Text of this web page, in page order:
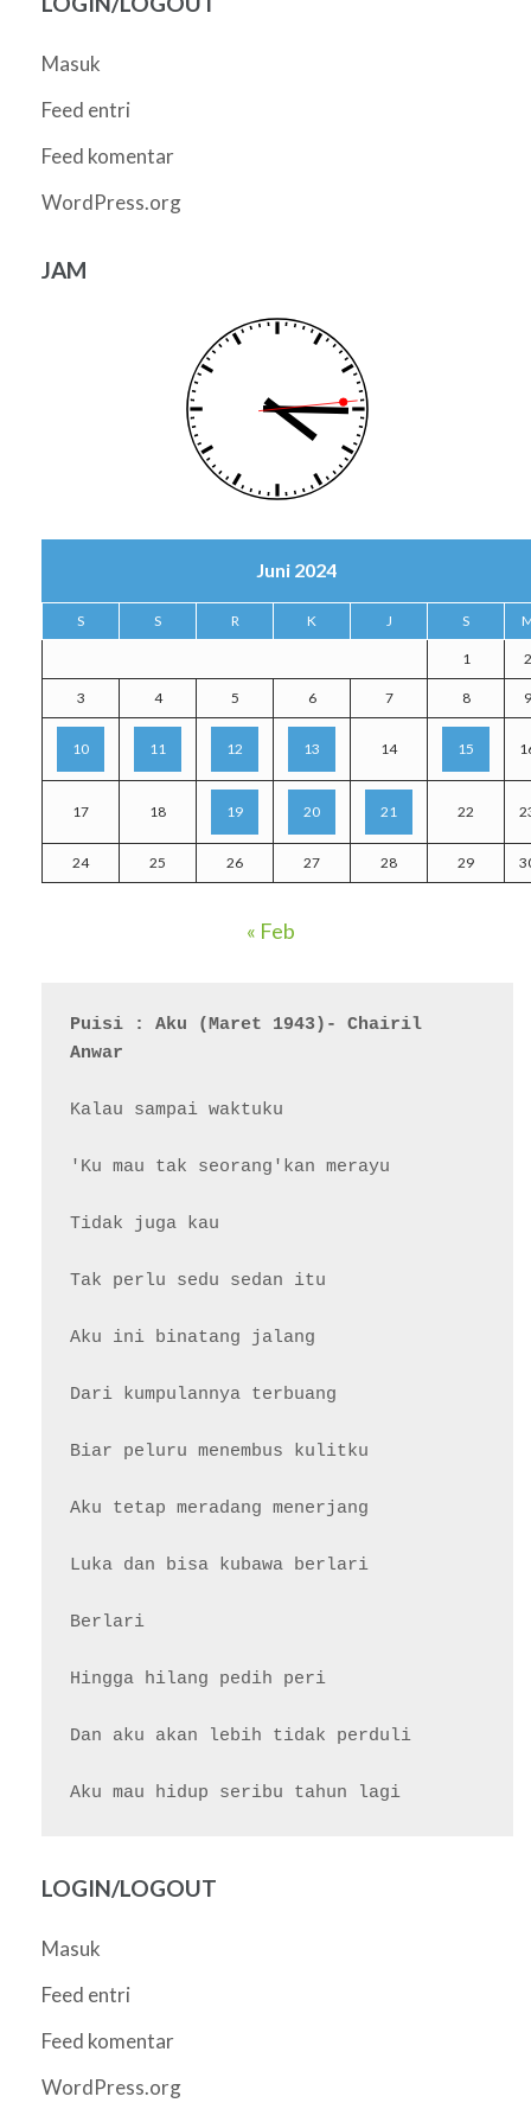
Masuk
Feed entri
Feed komentar
WordPress.org
JAM
Juni 2024
S S R K J S
1 2
3 4 5 6 7 8 9
10 11 12 13 14 15
17 18 19 20 21 22
24 25 26 27 28 29
« Feb
Puisi : Aku (Maret 1943)- Chairil
Anwar
Kalau sampai waktuku
'Ku mau tak seorang'kan merayu
Tidak juga kau
Tak perlu sedu sedan itu
Aku ini binatang jalang
Dari kumpulannya terbuang
Biar peluru menembus kulitku
Aku tetap meradang menerjang
Luka dan bisa kubawa berlari
Berlari
Hingga hilang pedih peri
Dan aku akan lebih tidak perduli
LOGIN/LOGOUT
Masuk
Feed entri
Feed komentar
WordPress.org